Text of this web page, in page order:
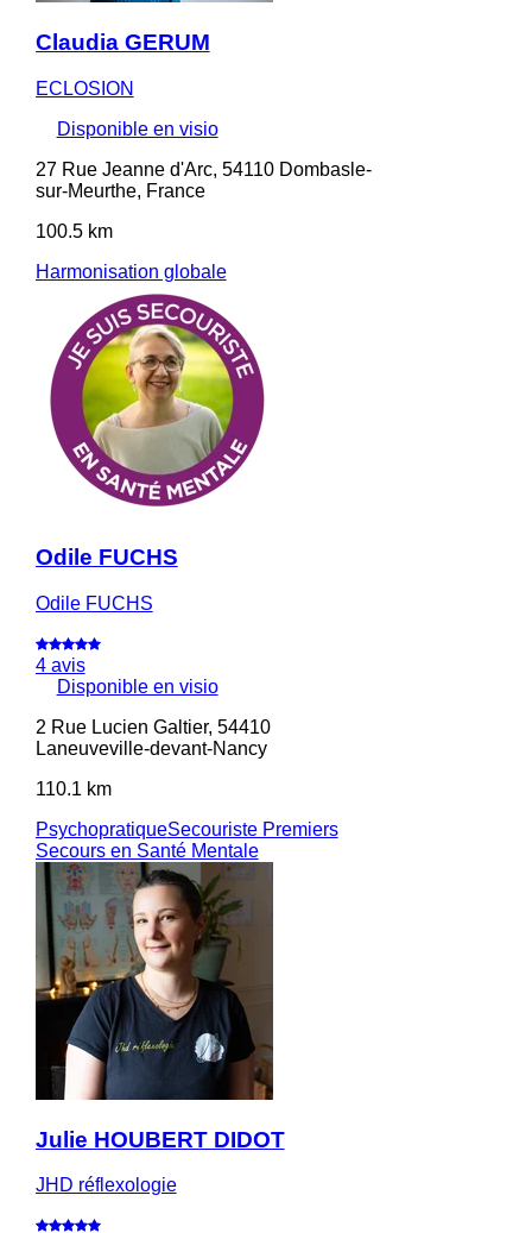
Claudia GERUM
ECLOSION
Disponible en visio
27 Rue Jeanne d'Arc, 54110 Dombasle-
sur-Meurthe, France
100.5 km
Harmonisation globale
Odile FUCHS
Odile FUCHS
4 avis
Disponible en visio
2 Rue Lucien Galtier, 54410
Laneuveville-devant-Nancy
110.1 km
PsychopratiqueSecouriste Premiers
Secours en Santé Mentale
Julie HOUBERT DIDOT
JHD réflexologie